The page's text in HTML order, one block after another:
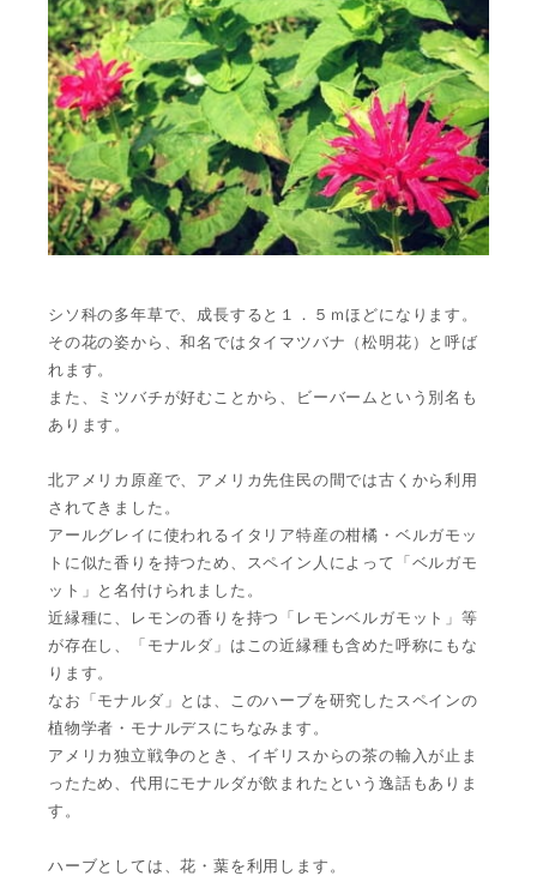
シソ科の多年草で、成長すると１．５ｍほどになります。
その花の姿から、和名ではタイマツバナ（松明花）と呼ば
れます。
また、ミツバチが好むことから、ビーバームという別名も
あります。
北アメリカ原産で、アメリカ先住民の間では古くから利用
されてきました。
アールグレイに使われるイタリア特産の柑橘・ベルガモッ
トに似た香りを持つため、スペイン人によって「ベルガモ
ット」と名付けられました。
近縁種に、レモンの香りを持つ「レモンベルガモット」等
が存在し、「モナルダ」はこの近縁種も含めた呼称にもな
ります。
なお「モナルダ」とは、このハーブを研究したスペインの
植物学者・モナルデスにちなみます。
アメリカ独立戦争のとき、イギリスからの茶の輸入が止ま
ったため、代用にモナルダが飲まれたという逸話もありま
す。
ハーブとしては、花・葉を利用します。